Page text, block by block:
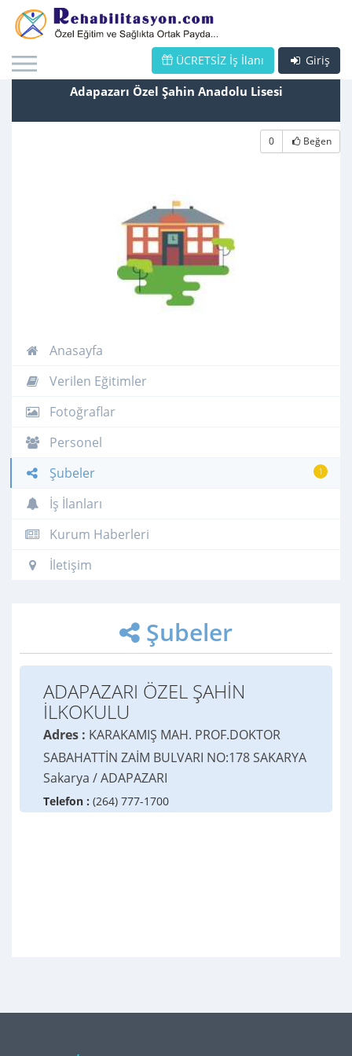
Giriş
ÜCRETSİZ İş İlanı
Adapazarı Özel Şahin Anadolu Lisesi
0 Beğen
Anasayfa
Verilen Eğitimler
Fotoğraflar
Personel
1
Şubeler
İş İlanları
Kurum Haberleri
İletişim
Şubeler
ADAPAZARI ÖZEL ŞAHİN
İLKOKULU
Adres : KARAKAMIŞ MAH. PROF.DOKTOR
SABAHATTİN ZAİM BULVARI NO:178 SAKARYA
Sakarya / ADAPAZARI
Telefon : (264) 777-1700